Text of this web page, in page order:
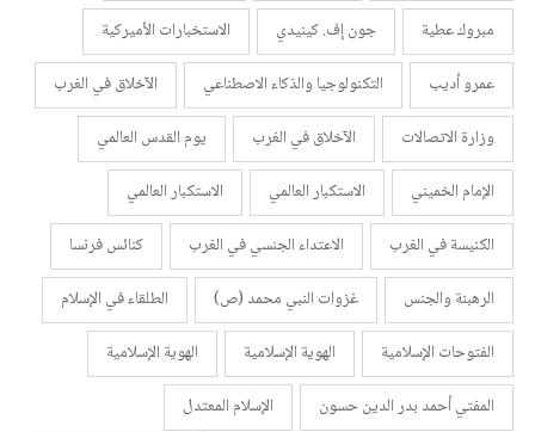
مبروك عطية
جون إف. كينيدي
الاستخبارات الأميركية
عمرو أديب
التكنولوجيا والذكاء الاصطناعي
الآخلاق في الغرب
وزارة الاتصالات
الآخلاق في الغرب
يوم القدس العالمي
الإمام الخميني
الاستكبار العالمي
الاستكبار العالمي
الكنيسة في الغرب
الاعتداء الجنسي في الغرب
كنائس فرنسا
الرهبنة والجنس
غزوات النبي محمد (ص)
الطلقاء في الإسلام
الفتوحات الإسلامية
الهوية الإسلامية
الهوية الإسلامية
المفتي أحمد بدر الدين حسون
الإسلام المعتدل